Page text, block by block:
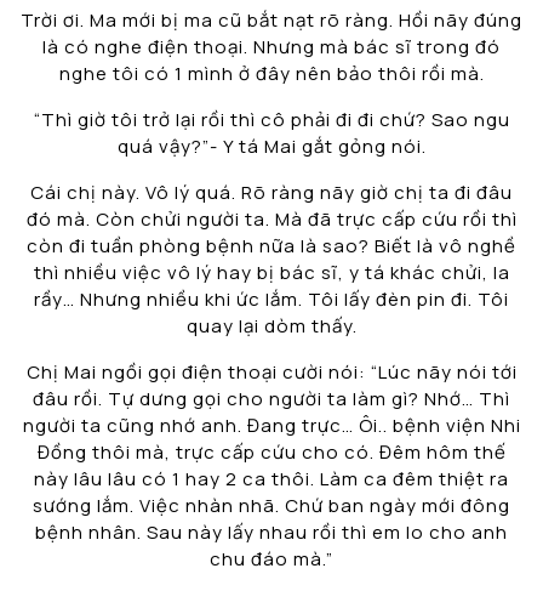
Trời ơi. Ma mới bị ma cũ bắt nạt rõ ràng. Hồi nãy đúng
là có nghe điện thoại. Nhưng mà bác sĩ trong đó
nghe tôi có 1 mình ở đây nên bảo thôi rồi mà.
“Thì giờ tôi trở lại rồi thì cô phải đi đi chứ? Sao ngu
quá vậy?”- Y tá Mai gắt gỏng nói.
Cái chị này. Vô lý quá. Rõ ràng nãy giờ chị ta đi đâu
đó mà. Còn chửi người ta. Mà đã trực cấp cứu rồi thì
còn đi tuần phòng bệnh nữa là sao? Biết là vô nghề
thì nhiều việc vô lý hay bị bác sĩ, y tá khác chửi, la
rầy… Nhưng nhiều khi ức lắm. Tôi lấy đèn pin đi. Tôi
quay lại dòm thấy.
Chị Mai ngồi gọi điện thoại cười nói: “Lúc nãy nói tới
đâu rồi. Tự dưng gọi cho người ta làm gì? Nhớ… Thì
người ta cũng nhớ anh. Đang trực… Ôi.. bệnh viện Nhi
Đồng thôi mà, trực cấp cứu cho có. Đêm hôm thế
này lâu lâu có 1 hay 2 ca thôi. Làm ca đêm thiệt ra
sướng lắm. Việc nhàn nhã. Chứ ban ngày mới đông
bệnh nhân. Sau này lấy nhau rồi thì em lo cho anh
chu đáo mà.”